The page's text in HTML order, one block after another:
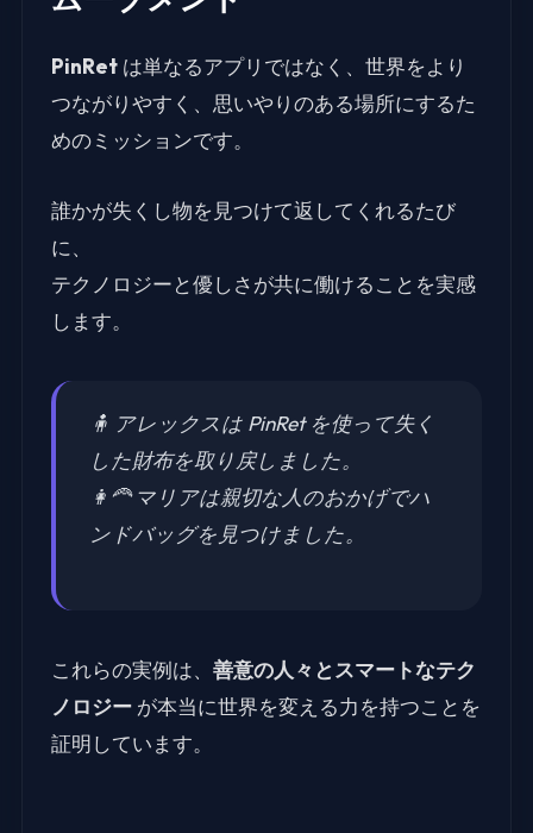
PinRetは単なるアプリではなく、世界をより
つながりやすく、思いやりのある場所にするた
めのミッションです。
誰かが失くし物を見つけて返してくれるたび
に、
テクノロジーと優しさが共に働けることを実感
します。
🧍 アレックスは PinRet を使って失く
した財布を取り戻しました。
👩‍🦰 マリアは親切な人のおかげでハ
ンドバッグを見つけました。
これらの実例は、 善意の人々とスマートなテク
ノロジーが本当に世界を変える力を持つことを
証明しています。